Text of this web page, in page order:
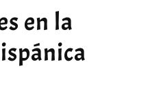
en la